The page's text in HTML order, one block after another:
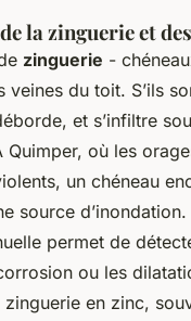
la zinguerie et
zinguerie -
veines du toit. S’ils
et s’infiltre
où les
un chéneau
source d’inondation.
permet de
ou les
zinguerie en zinc,